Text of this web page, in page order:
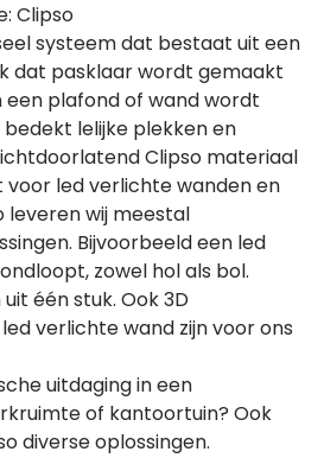
Clipso
systeem dat bestaat uit een
dat pasklaar wordt gemaakt
plafond of wand wordt
lelijke plekken en
Clipso materiaal
voor led verlichte wanden en
leveren wij meestal
Bijvoorbeeld een led
zowel hol als bol.
één stuk. Ook 3D
verlichte wand zijn voor ons
uitdaging in een
of kantoortuin? Ook
diverse oplossingen.